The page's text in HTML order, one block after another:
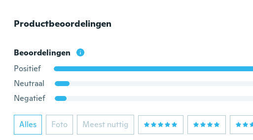
Productbeoordelingen
Beoordelingen
Positief
Neutraal
Negatief
Alles Foto Meest nuttig